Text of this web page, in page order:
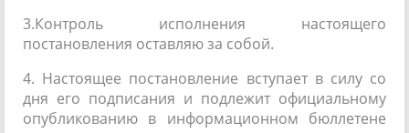
3.Контроль исполнения настоящего
постановления оставляю за собой.
4. Настоящее постановление вступает в силу со
дня его подписания и подлежит официальному
опубликованию в информационном бюллетене